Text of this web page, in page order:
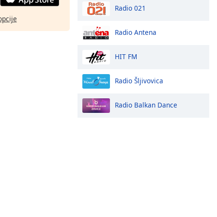
Radio 021
Radio Antena
HIT FM
Radio Šljivovica
Radio Balkan Dance